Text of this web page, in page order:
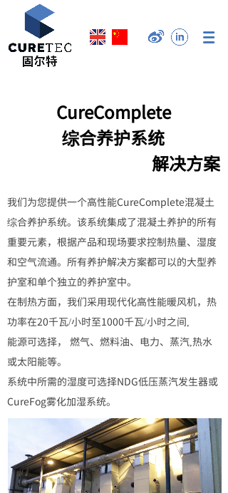
CureComplete
综合养护系统
解决方案
我们为您提供一个高性能CureComplete混凝土
综合养护系统。该系统集成了混凝土养护的所有
重要元素，根据产品和现场要求控制热量、湿度
和空气流通。所有养护解决方案都可以的大型养
护室和单个独立的养护室中。
在制热方面，我们采用现代化高性能暖风机，热
功率在20千瓦/小时至1000千瓦/小时之间,
能源可选择， 燃气、燃料油、电力、蒸汽,热水
或太阳能等。
系统中所需的湿度可选择NDG低压蒸汽发生器或
CureFog雾化加湿系统。